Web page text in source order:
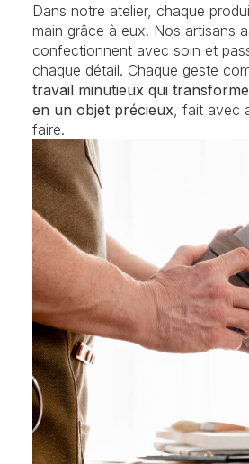
Dans notre atelier, chaque
main grâce à eux. Nos artisans
confectionnent avec soin et
chaque détail. Chaque geste
travail minutieux qui transforme
en un objet précieux , fait avec
faire.